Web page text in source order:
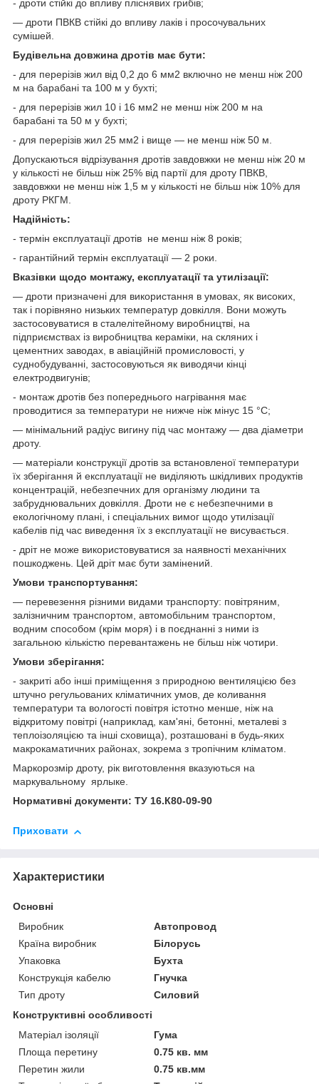
- дроти стійкі до впливу пліснявих грибів;
— дроти ПВКВ стійкі до впливу лаків і просочувальних
сумішей.
Будівельна довжина дротів має бути:
- для перерізів жил від 0,2 до 6 мм2 включно не менш ніж 200
м на барабані та 100 м у бухті;
- для перерізів жил 10 і 16 мм2 не менш ніж 200 м на
барабані та 50 м у бухті;
- для перерізів жил 25 мм2 і вище — не менш ніж 50 м.
Допускаються відрізування дротів завдовжки не менш ніж 20 м
у кількості не більш ніж 25% від партії для дроту ПВКВ,
завдовжки не менш ніж 1,5 м у кількості не більш ніж 10% для
дроту РКГМ.
Надійність:
- термін експлуатації дротів не менш ніж 8 років;
- гарантійний термін експлуатації — 2 роки.
Вказівки щодо монтажу, експлуатації та утилізації:
— дроти призначені для використання в умовах, як високих,
так і порівняно низьких температур довкілля. Вони можуть
застосовуватися в сталелітейному виробництві, на
підприємствах із виробництва кераміки, на скляних і
цементних заводах, в авіаційній промисловості, у
суднобудуванні, застосовуються як виводячи кінці
електродвигунів;
- монтаж дротів без попереднього нагрівання має
проводитися за температури не нижче ніж мінус 15 °C;
— мінімальний радіус вигину під час монтажу — два діаметри
дроту.
— матеріали конструкції дротів за встановленої температури
їх зберігання й експлуатації не виділяють шкідливих продуктів
концентрацій, небезпечних для організму людини та
забруднювальних довкілля. Дроти не є небезпечними в
екологічному плані, і спеціальних вимог щодо утилізації
кабелів під час виведення їх з експлуатації не висувається.
- дріт не може використовуватися за наявності механічних
пошкоджень. Цей дріт має бути замінений.
Умови транспортування:
— перевезення різними видами транспорту: повітряним,
залізничним транспортом, автомобільним транспортом,
водним способом (крім моря) і в поєднанні з ними із
загальною кількістю перевантажень не більш ніж чотири.
Умови зберігання:
- закриті або інші приміщення з природною вентиляцією без
штучно регульованих кліматичних умов, де коливання
температури та вологості повітря істотно менше, ніж на
відкритому повітрі (наприклад, кам'яні, бетонні, металеві з
теплоізоляцією та інші сховища), розташовані в будь-яких
макрокаматичних районах, зокрема з тропічним кліматом.
Маркорозмір дроту, рік виготовлення вказуються на
маркувальному ярлыке.
Нормативні документи: ТУ 16.К80-09-90
Приховати
Характеристики
Основні
Виробник
Автопровод
Країна виробник
Білорусь
Упаковка
Бухта
Конструкція кабелю
Гнучка
Тип дроту
Силовий
Конструктивні особливості
Матеріал ізоляції
Гума
Площа перетину
0.75 кв. мм
Перетин жили
0.75 кв.мм